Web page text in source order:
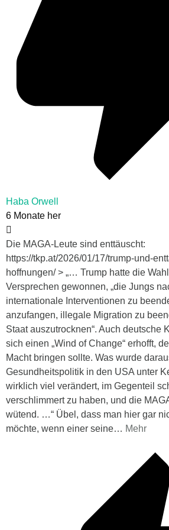
Haba Orwell
6 Monate her
Die MAGA-Leute sind enttäuscht:
https://tkp.at/2026/01/17/trump-und-
hoffnungen/ > „… Trump hatte die
Versprechen gewonnen, „die Jungs
internationale Interventionen zu
anzufangen, illegale Migration zu
Staat auszutrocknen“. Auch deutsche
sich einen „Wind of Change“ erhofft,
Macht bringen sollte. Was wurde
Gesundheitspolitik in den USA unter
wirklich viel verändert, im Gegenteil
verschlimmert zu haben, und die
wütend. …“ Übel, dass man hier gar
möchte, wenn einer seine… Mehr